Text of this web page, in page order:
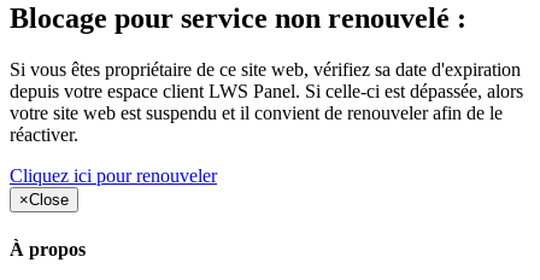
Blocage pour service non renouvelé :
Si vous êtes propriétaire de ce site web, vérifiez sa date d'expiration
depuis votre espace client LWS Panel. Si celle-ci est dépassée, alors
votre site web est suspendu et il convient de renouveler afin de le
réactiver.
Cliquez ici pour renouveler
×Close
À propos